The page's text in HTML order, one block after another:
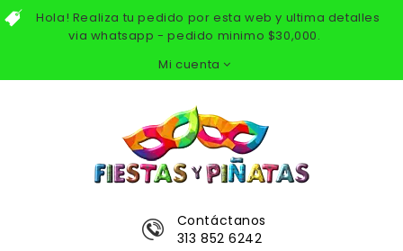
Hola! Realiza tu pedido por esta web y ultima detalles
via whatsapp - pedido minimo $30,000.
Mi cuenta
Contáctanos
313 852 6242